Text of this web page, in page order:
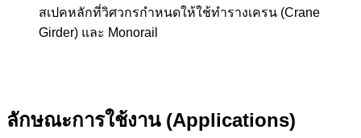
สเปคหลักที่วิศวกรกำหนดให้ใช้ทำรางเครน (Crane
Girder) และ Monorail
ลักษณะการใช้งาน (Applications)